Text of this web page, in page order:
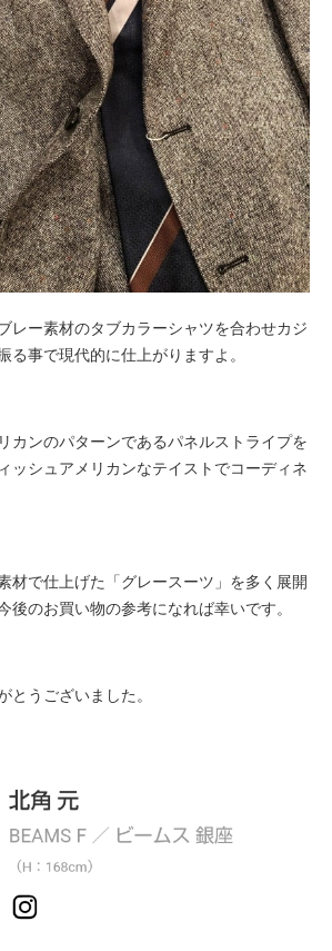
レー素材のタブカラーシャツを合わせカジ
る事で現代的に仕上がりますよ。
カンのパターンであるパネルストライプを
ッシュアメリカンなテイストでコーディネ
材で仕上げた「グレースーツ」を多く展開
後のお買い物の参考になれば幸いです。
とうございました。